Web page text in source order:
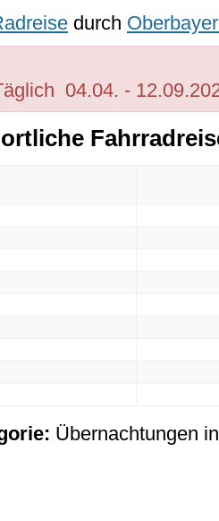
durch
04.04. -
Übernachtungen